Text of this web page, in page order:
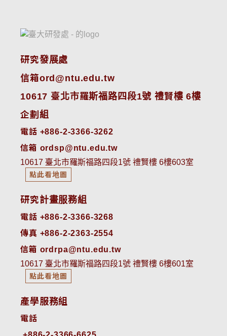
研究發展處
信箱ord@ntu.edu.tw
10617 臺北市羅斯福路四段1號 禮賢樓 6樓
企劃組
電話 +886-2-3366-3262
信箱 ordsp@ntu.edu.tw
10617 臺北市羅斯福路四段1號 禮賢樓 6樓603室
點此看地圖
研究計畫服務組
電話 +886-2-3366-3268
傳真 +886-2-2363-2554
信箱 ordrpa@ntu.edu.tw
10617 臺北市羅斯福路四段1號 禮賢樓 6樓601室
點此看地圖
產學服務組
電話